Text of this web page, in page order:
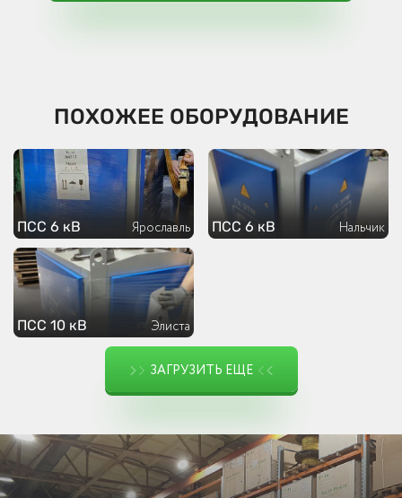
ПОХОЖЕЕ ОБОРУДОВАНИЕ
ПСС 6 кВ Ярославль ПСС 6 кВ Нальчик
ПСС 10 кВ Элиста
ЗАГРУЗИТЬ ЕЩЕ